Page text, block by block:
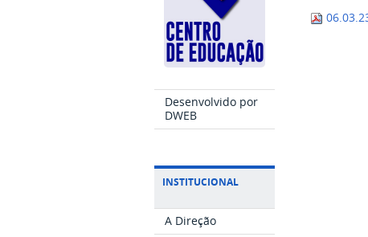
Desenvolvido por
DWEB
INSTITUCIONAL
A Direção